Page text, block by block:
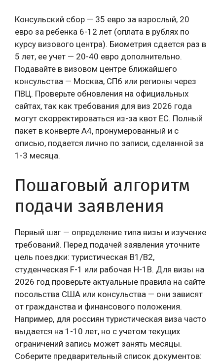
Консульский сбор — 35 евро за взрослый, 20
евро за ребенка 6-12 лет (оплата в рублях по
курсу визового центра). Биометрия сдается раз в
5 лет, ее учет — 20-40 евро дополнительно.
Подавайте в визовом центре ближайшего
консульства — Москва, СПб или регионы через
ПВЦ. Проверьте обновления на официальных
сайтах, так как требования для виз 2026 года
могут скорректироваться из-за квот ЕС. Полный
пакет в конверте А4, пронумерованный и с
описью, подается лично по записи, сделанной за
1-3 месяца.
Пошаговый алгоритм
подачи заявления
Первый шаг — определение типа визы и изучение
требований. Перед подачей заявления уточните
цель поездки: туристическая B1/B2,
студенческая F-1 или рабочая H-1B. Для визы на
2026 год проверьте актуальные правила на сайте
посольства США или консульства — они зависят
от гражданства и финансового положения.
Например, для россиян туристическая виза часто
выдается на 1-10 лет, но с учетом текущих
ограничений запись может занять месяцы.
Соберите предварительный список документов: